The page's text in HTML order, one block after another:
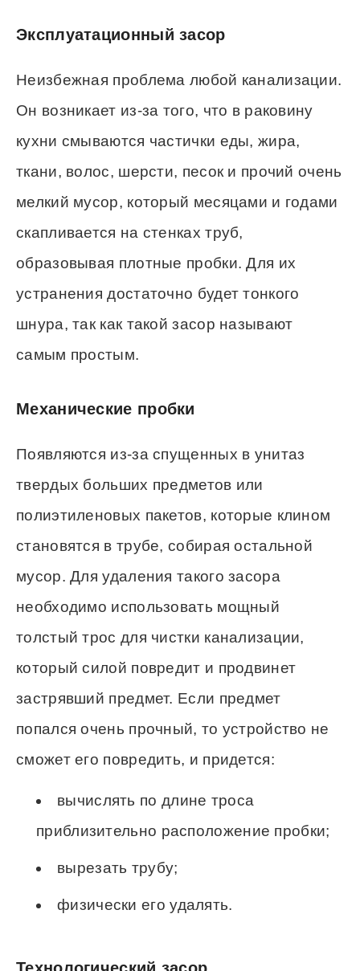
Эксплуатационный засор
Неизбежная проблема любой канализации.
Он возникает из-за того, что в раковину
кухни смываются частички еды, жира,
ткани, волос, шерсти, песок и прочий очень
мелкий мусор, который месяцами и годами
скапливается на стенках труб,
образовывая плотные пробки. Для их
устранения достаточно будет тонкого
шнура, так как такой засор называют
самым простым.
Механические пробки
Появляются из-за спущенных в унитаз
твердых больших предметов или
полиэтиленовых пакетов, которые клином
становятся в трубе, собирая остальной
мусор. Для удаления такого засора
необходимо использовать мощный
толстый трос для чистки канализации,
который силой повредит и продвинет
застрявший предмет. Если предмет
попался очень прочный, то устройство не
сможет его повредить, и придется:
вычислять по длине троса
приблизительно расположение пробки;
вырезать трубу;
физически его удалять.